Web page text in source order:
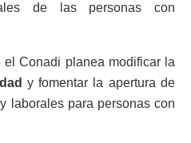
de las personas con
Conadi planea modificar la
y fomentar la apertura de
laborales para personas con